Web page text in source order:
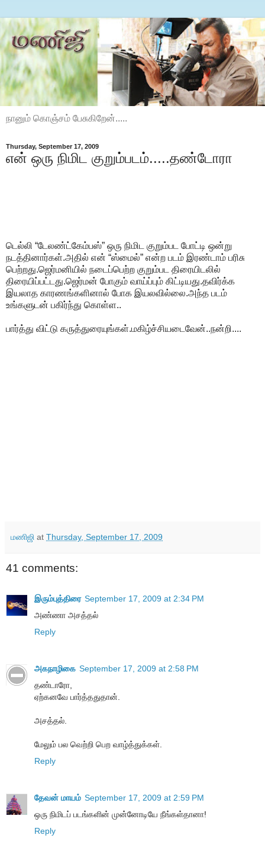
நானும் கொஞ்சம் பேசுகிறேன்.....
Thursday, September 17, 2009
என் ஒரு நிமிட குறும்படம்.....தண்டோரா
டெல்லி “டேலண்ட்கேம்பஸ்” ஒரு நிமிட குறும்பட போட்டி ஒன்று
நடத்தினார்கள்.அதில் என் “ஸ்மைல்” என்ற படம் இரண்டாம் பரிசு
பெற்றது.ஜெர்மனியில் நடைப்பெற்ற குறும்பட திரையிடலில்
திரையிப்பட்டது.ஜெர்மன் போகும் வாய்ப்பும் கிட்டியது.தவிர்க்க
இயலாத காரணங்களினால் போக இயலவில்லை.அந்த படம்
உங்களுடன் பகிர்ந்து கொள்ள..
பார்த்து விட்டு கருத்துரையுங்கள்.மகிழ்ச்சியடைவேன்..நன்றி....
மணிஜி at Thursday, September 17, 2009
41 comments:
இரும்புத்திரை September 17, 2009 at 2:34 PM
அண்ணா அசத்தல்
Reply
அகநாழிகை September 17, 2009 at 2:58 PM
தண்டாரோ,
ஏற்கனவே பார்த்ததுதான்.
அசத்தல்.
மேலும் பல வெற்றி பெற வாழ்த்துக்கள்.
Reply
தேவன் மாயம் September 17, 2009 at 2:59 PM
ஒரு நிமிடப் படங்களின் முன்னோடியே நீங்கள்தானா!
Reply